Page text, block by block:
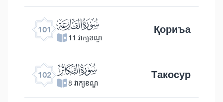
101 ﰒ
11 វាក្យខណ្ឌ Қориъа
102 ﰓ
8 វាក្យខណ្ឌ Такосур